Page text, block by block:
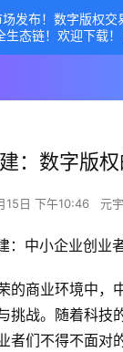
：数字版
15日 下午10:46 元
：中小企业创业
的商业环境中，
挑战。随着科技
者们不得不面对
发布！数字版权交
生态链！欢迎下载！
字版权交易平台